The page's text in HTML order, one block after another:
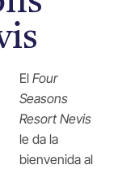
El Four
Seasons
Resort Nevis
le da la
bienvenida al